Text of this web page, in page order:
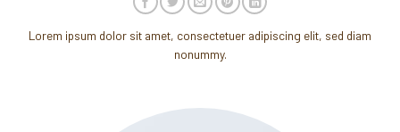
Lorem ipsum dolor sit amet, consectetuer adipiscing elit, sed diam
nonummy.